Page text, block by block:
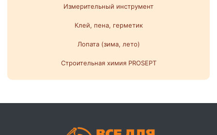
Измерительный инструмент
Клей, пена, герметик
Лопата (зима, лето)
Строительная химия PROSEPT